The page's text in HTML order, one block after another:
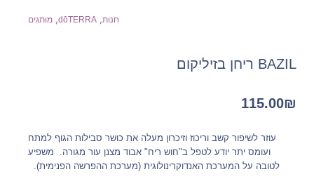
חנות,
dōTERRA
, מותגים
BAZIL ריחן בזיליקום
115.00₪
עוזר לשיפור קשב וריכוז וזיכרון מעלה את כושר סבילות הגוף למתח
ועומס יתר יודע לטפל ב"חוש ריח" אבוד מצנן עור מגורה. משפיע
לטובה על המערכת האנדוקרינולוגית (מערכת ההפרשה הפנימית).